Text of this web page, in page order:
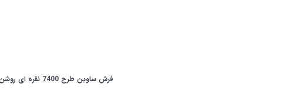
فرش ساوین طرح 7400 نقره ای روشن کلکسیون آویژه